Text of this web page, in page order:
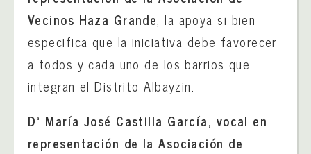
Vecinos Haza Grande, la apoya si bien
especifica que la iniciativa debe favorecer
a todos y cada uno de los barrios que
integran el Distrito Albayzin.
Dª María José Castilla García, vocal en
representación de la Asociación de